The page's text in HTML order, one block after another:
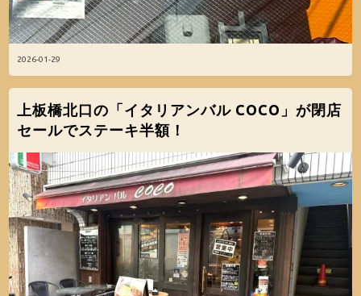
2026-01-29
上板橋北口の「イタリアンバル COCO」が閉店
セールでステーキ半額！